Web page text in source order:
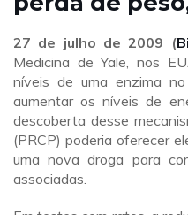
27 de julho de 2009 (
Medicina de Yale, nos
níveis de uma enzima
aumentar os níveis de
descoberta desse
(PRCP) poderia oferecer
uma nova droga para
associadas.